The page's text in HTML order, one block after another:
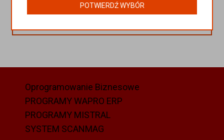
Kraj
Oprogramowanie Biznesowe
PROGRAMY WAPRO ERP
PROGRAMY MISTRAL
SYSTEM SCANMAG
POTWIERDŹ WYBÓR